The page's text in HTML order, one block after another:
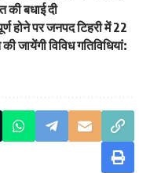
की बधाई दी
होने पर जनपद टिहरी में 22
जायेंगी विविध गतिविधियां: